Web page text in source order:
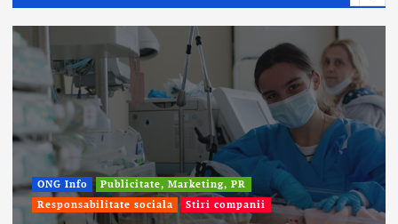
ONG Info
Publicitate, Marketing, PR
Responsabilitate sociala
Stiri companii